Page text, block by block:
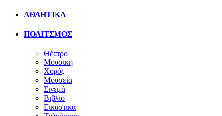
ΑΘΛΗΤΙΚΑ
ΠΟΛΙΤΣΜΟΣ
Θέατρο
Μουσική
Χορός
Μουσεία
Σινεμά
Βιβλίο
Εικαστικά